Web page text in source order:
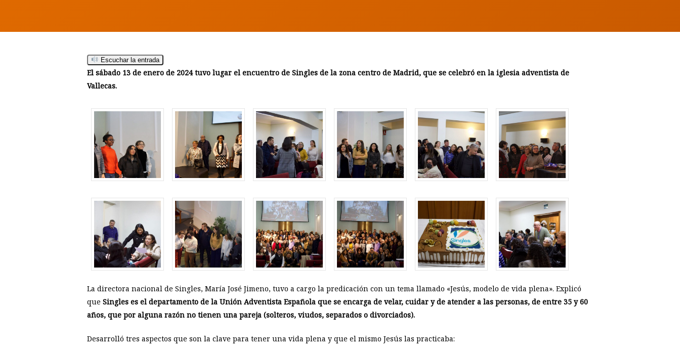
Hit enter to search or ESC to close
Escuchar la entrada
El sábado 13 de enero de 2024 tuvo lugar el encuentro de Singles de la zona centro de Madrid, que se celebró en la iglesia adventista de
Vallecas.
La directora nacional de Singles, María José Jimeno, tuvo a cargo la predicación con un tema llamado «Jesús, modelo de vida plena». Explicó
que Singles es el departamento de la Unión Adventista Española que se encarga de velar, cuidar y de atender a las personas, de entre 35 y 60
años, que por alguna razón no tienen una pareja (solteros, viudos, separados o divorciados).
Desarrolló tres aspectos que son la clave para tener una vida plena y que el mismo Jesús las practicaba: